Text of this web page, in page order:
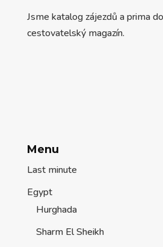
Jsme katalog zájezdů a prima
cestovatelský magazín.
Menu
Last minute
Egypt
Hurghada
Sharm El Sheikh